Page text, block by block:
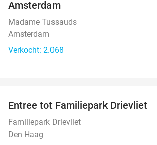
Amsterdam
Madame Tussauds
Amsterdam
Verkocht: 2.068
Entree tot Familiepark Drievliet
Familiepark Drievliet
Den Haag